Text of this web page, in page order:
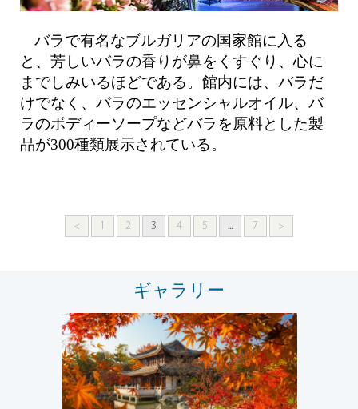
バラで有名なブルガリアの国家館に入る
と、芳しいバラの香りが鼻をくすぐり、心に
までしみいるほどである。館内には、バラだ
けでなく、バラのエッセンシャルオイル、バ
ラのボディーソープなどバラを原料とした製
品が300種類展示されている。
< 1 2 3 4 5 ... 7 >
ギャラリー